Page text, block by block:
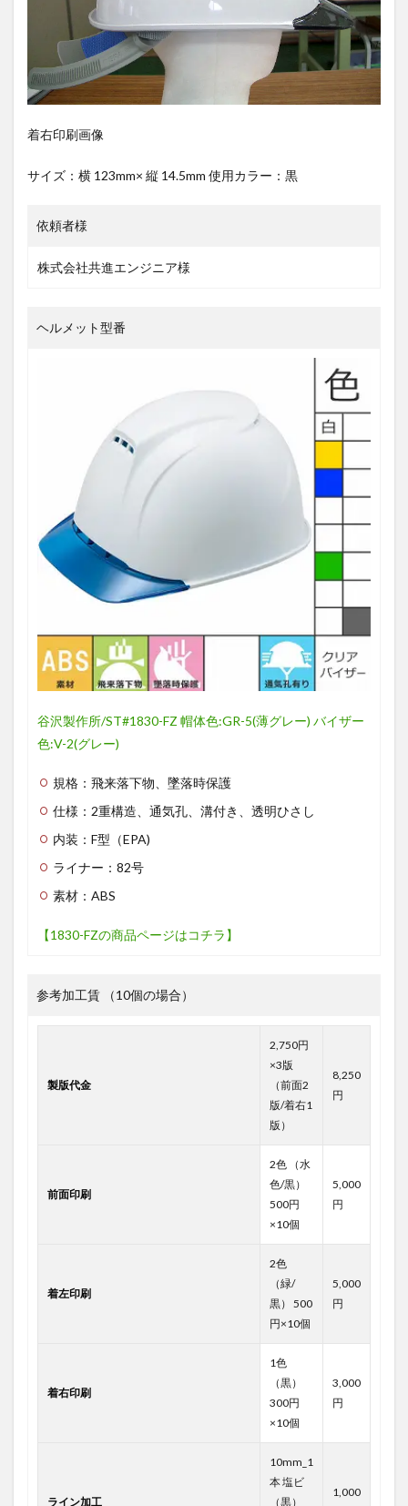
着右印刷画像
サイズ：横 123mm× 縦 14.5mm 使用カラー：黒
依頼者様
株式会社共進エンジニア様
ヘルメット型番
谷沢製作所/ST#1830-FZ 帽体色:GR-5(薄グレー) バイザー
色:V-2(グレー)
規格：飛来落下物、墜落時保護
仕様：2重構造、通気孔、溝付き、透明ひさし
内装：F型（EPA)
ライナー：82号
素材：ABS
【1830-FZの商品ページはコチラ】
参考加工賃 （10個の場合）
製版代金
2,750円
×3版
（前面2
版/着右1
版）
8,250
円
前面印刷
2色 （水
色/黒）
500円
×10個
5,000
円
着左印刷
2色
（緑/
黒） 500
円×10個
5,000
円
着右印刷
1色
（黒）
300円
×10個
3,000
円
ライン加工
10mm_1
本 塩ビ
（黒）
1,000